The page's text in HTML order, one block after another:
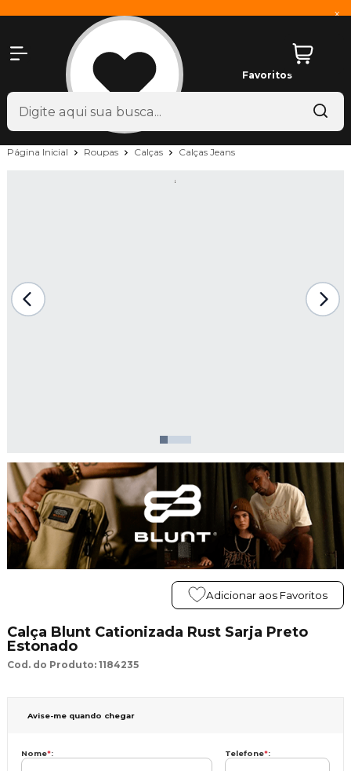
x
Favoritos
Página Inicial Roupas Calças Calças Jeans
Adicionar aos Favoritos
Calça Blunt Cationizada Rust Sarja Preto
Estonado
Cod. do Produto: 1184235
Avise-me quando chegar
Nome*: Telefone*: